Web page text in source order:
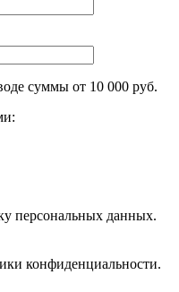
суммы от 10 000 руб.
персональных данных.
конфиденциальности.